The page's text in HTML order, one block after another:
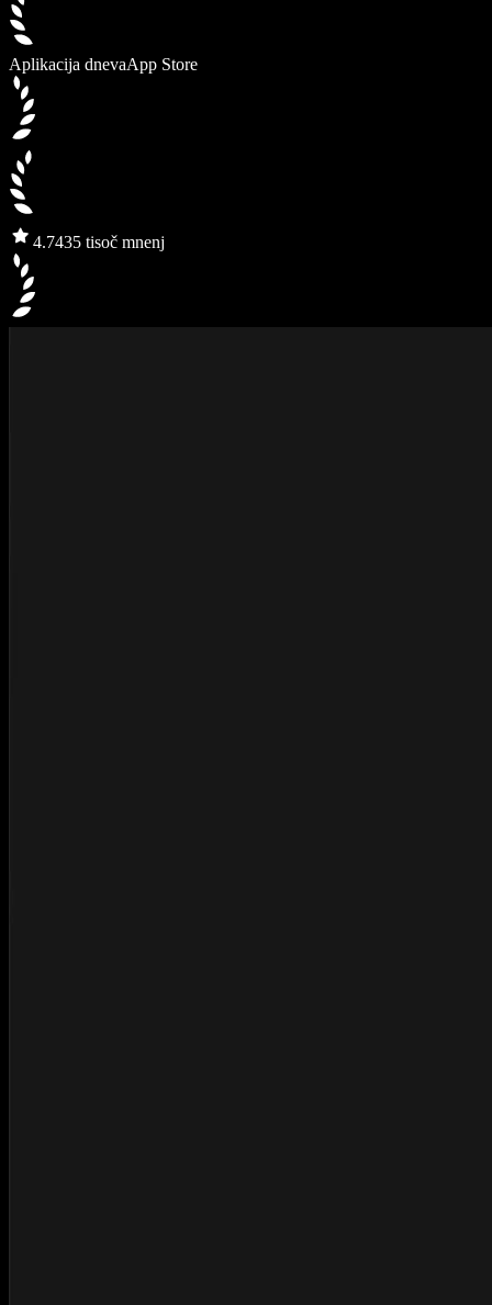
Aplikacija dnevaApp Store
4.7435 tisoč mnenj